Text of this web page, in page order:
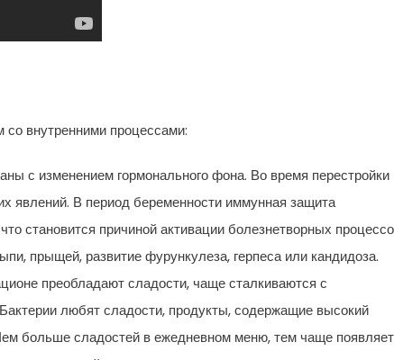
внутренними процессами:
с изменением гормонального фона. Во время перестройки
явлений. В период беременности иммунная защита
становится причиной активации болезнетворных
прыщей, развитие фурункулеза, герпеса или кандидоза.
преобладают сладости, чаще сталкиваются с
любят сладости, продукты, содержащие высокий
больше сладостей в ежедневном меню, тем чаще